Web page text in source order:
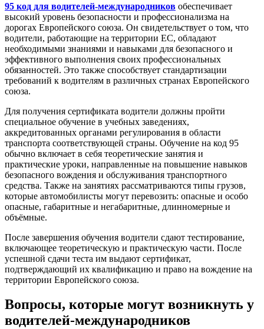
95 код для водителей-международников обеспечивает
высокий уровень безопасности и профессионализма на
дорогах Европейского союза. Он свидетельствует о том, что
водители, работающие на территории ЕС, обладают
необходимыми знаниями и навыками для безопасного и
эффективного выполнения своих профессиональных
обязанностей. Это также способствует стандартизации
требований к водителям в различных странах Европейского
союза.
Для получения сертификата водители должны пройти
специальное обучение в учебных заведениях,
аккредитованных органами регулирования в области
транспорта соответствующей страны. Обучение на код 95
обычно включает в себя теоретические занятия и
практические уроки, направленные на повышение навыков
безопасного вождения и обслуживания транспортного
средства. Также на занятиях рассматриваются типы грузов,
которые автомобилисты могут перевозить: опасные и особо
опасные, габаритные и негабаритные, длинномерные и
объёмные.
После завершения обучения водители сдают тестирование,
включающее теоретическую и практическую части. После
успешной сдачи теста им выдают сертификат,
подтверждающий их квалификацию и право на вождение на
территории Европейского союза.
Вопросы, которые могут возникнуть у
водителей-международников